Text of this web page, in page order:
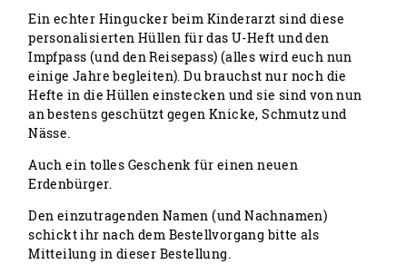
Ein echter Hingucker beim Kinderarzt sind diese
personalisierten Hüllen für das U-Heft und den
Impfpass (und den Reisepass) (alles wird euch nun
einige Jahre begleiten). Du brauchst nur noch die
Hefte in die Hüllen einstecken und sie sind von nun
an bestens geschützt gegen Knicke, Schmutz und
Nässe.
Auch ein tolles Geschenk für einen neuen
Erdenbürger.
Den einzutragenden Namen (und Nachnamen)
schickt ihr nach dem Bestellvorgang bitte als
Mitteilung in dieser Bestellung.